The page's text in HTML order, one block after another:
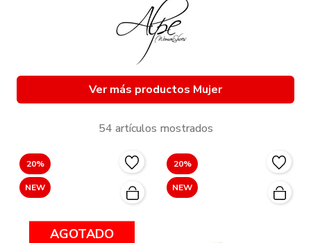
Ver más productos Mujer
54 artículos mostrados
20%
NEW
AGOTADO
20%
NEW